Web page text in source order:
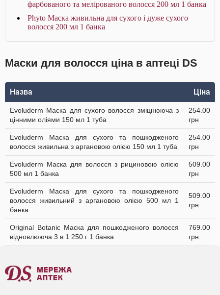
фарбованого та мелірованого волосся 200 мл 1 банка
Phyto Маска живильна для сухого і дуже сухого
волосся 200 мл 1 банка
Маски для волосся ціна в аптеці DS
Назва Ціна
Evoluderm Маска для сухого волосся зміцнююча з
цінними оліями 150 мл 1 туба
254.00
грн
Evoluderm Маска для сухого та пошкодженого
волосся живильна з аргановою олією 150 мл 1 туба
254.00
грн
Evoluderm Маска для волосся з рициновою олією
500 мл 1 банка
509.00
грн
Evoluderm Маска для сухого та пошкодженого
волосся живильний з аргановою олією 500 мл 1
банка
509.00
грн
Original Botanic Маска для пошкодженого волосся
відновлююча 3 в 1 250 г 1 банка
769.00
грн